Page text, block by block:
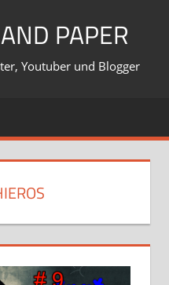
PAPER
Youtuber und Blogger